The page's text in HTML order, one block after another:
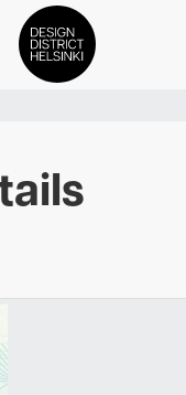
Uutiset